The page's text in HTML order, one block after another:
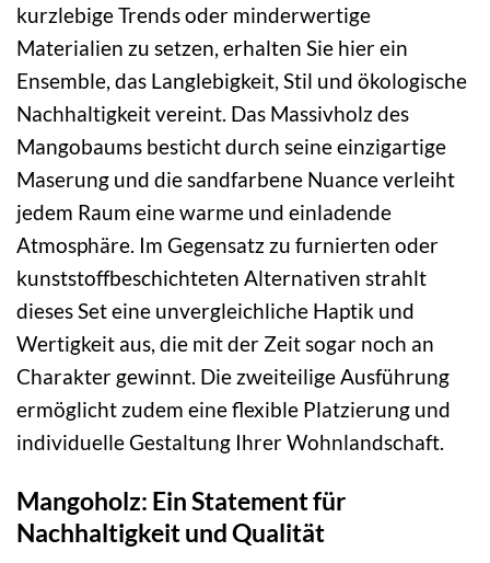
kurzlebige Trends oder minderwertige
Materialien zu setzen, erhalten Sie hier ein
Ensemble, das Langlebigkeit, Stil und ökologische
Nachhaltigkeit vereint. Das Massivholz des
Mangobaums besticht durch seine einzigartige
Maserung und die sandfarbene Nuance verleiht
jedem Raum eine warme und einladende
Atmosphäre. Im Gegensatz zu furnierten oder
kunststoffbeschichteten Alternativen strahlt
dieses Set eine unvergleichliche Haptik und
Wertigkeit aus, die mit der Zeit sogar noch an
Charakter gewinnt. Die zweiteilige Ausführung
ermöglicht zudem eine flexible Platzierung und
individuelle Gestaltung Ihrer Wohnlandschaft.
Mangoholz: Ein Statement für
Nachhaltigkeit und Qualität